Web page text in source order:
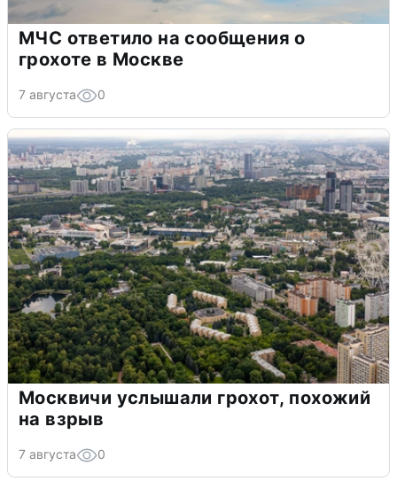
МЧС ответило на сообщения о
грохоте в Москве
7 августа 0
Москвичи услышали грохот, похожий
на взрыв
7 августа 0